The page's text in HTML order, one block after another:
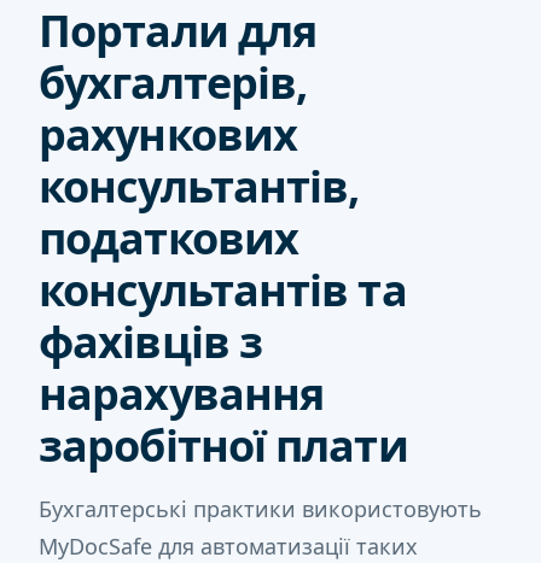
Портали для
бухгалтерів,
рахункових
консультантів,
податкових
консультантів та
фахівців з
нарахування
заробітної плати
Бухгалтерські практики використовують
MyDocSafe для автоматизації таких